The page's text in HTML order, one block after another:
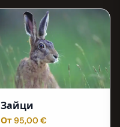
Зайци
От 95,00 €